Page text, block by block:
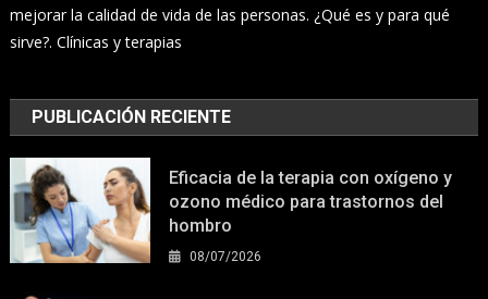
mejorar la calidad de vida de las personas. ¿Qué es y para qué
sirve?. Clínicas y terapias
PUBLICACIÓN RECIENTE
Eficacia de la terapia con oxígeno y
ozono médico para trastornos del
hombro
08/07/2026